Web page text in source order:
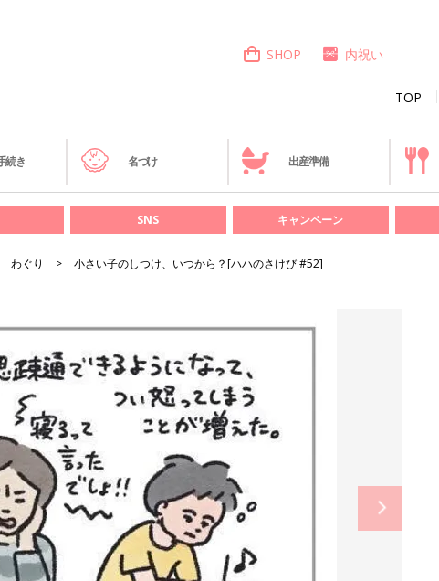
TOP
SHOP 内祝い
続き 名づけ 出産準備
SNS キャンペーン
わぐり 小さい子のしつけ、いつから？[ハハのさけび #52]